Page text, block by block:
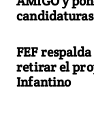
FEF
retirar el
Infantino